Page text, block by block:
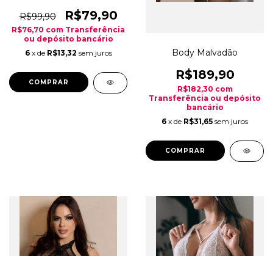
R$99,90 R$79,90
R$76,70 com Transferência
ou depósito bancário
6 x de R$13,32 sem juros
COMPRAR
Body Malvadão
R$189,90
R$182,30 com
Transferência ou depósito
bancário
6 x de R$31,65 sem juros
COMPRAR